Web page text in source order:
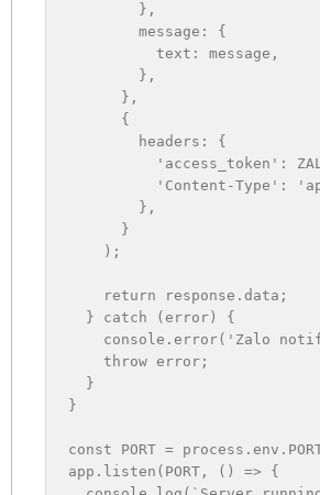
} ,
message :
{
text : message ,
} ,
} ,
{
headers :
{
'access_token' :
'Content-Type' :
} ,
}
) ;
return response . data ;
}
catch ( error )
{
    console
. error( 'Zalo
throw error ;
}
}
const PORT = process . env .
app . listen ( PORT , ( ) =>
{